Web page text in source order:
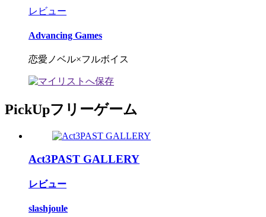
レビュー
Advancing Games
恋愛ノベル×フルボイス
PickUpフリーゲーム
Act3PAST GALLERY
レビュー
slashjoule